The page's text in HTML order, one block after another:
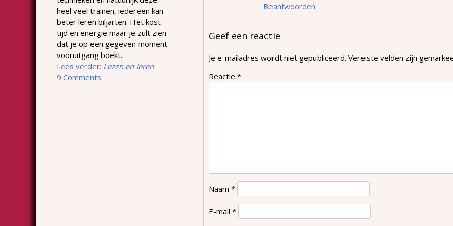
Beantwoorden
Geef een reactie
Je e-mailadres wordt niet gepubliceerd. Vereiste velden zijn
Reactie *
Naam *
E-mail *
heel veel trainen, iedereen kan
beter leren biljarten. Het kost
tijd en energie maar je zult zien
dat je op een gegeven moment
vooruitgang boekt.
Lees verder: Lezen en leren
9 Comments